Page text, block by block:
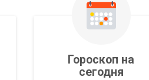
Гороскоп на
сегодня